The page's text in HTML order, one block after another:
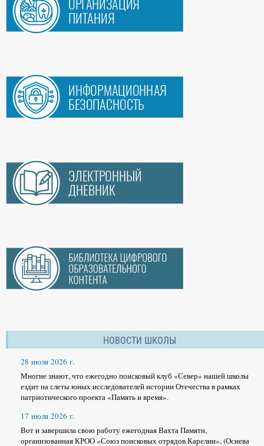
НОВОСТИ ШКОЛЫ
28 июля 2026 г.
Многие знают, что ежегодно поисковый клуб «Север» нашей школы
ездит на слеты юных исследователей истории Отечества в рамках
патриотического проекта «Память и время».
17 июля 2026 г.
Вот и завершила свою работу ежегодная Вахта Памяти,
организованная КРОО «Союз поисковых отрядов Карелии», (Осиева